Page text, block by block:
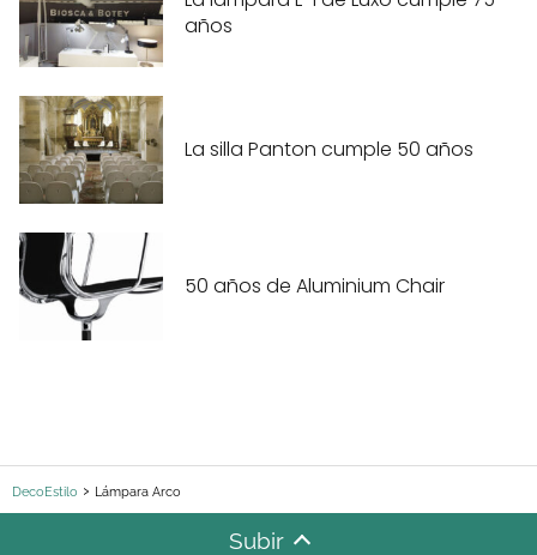
años
La silla Panton cumple 50 años
50 años de Aluminium Chair
DecoEstilo Lámpara Arco
Subir